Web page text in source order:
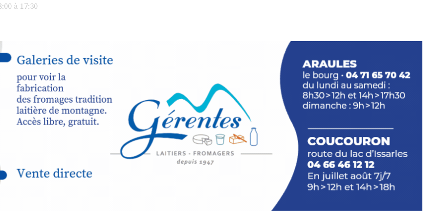
unstage
à tous les
, à seulement30
à capturer
à 17:30
Programmée en off du festival d’Auzon, cette
expo-installation temporaire vous livre une
raison de plus d’aller faire un tour dans la cité
médiévale du Brivadois cet été.
INTERVIEW
STRADA Bernard Turle, vous avez ouvert une